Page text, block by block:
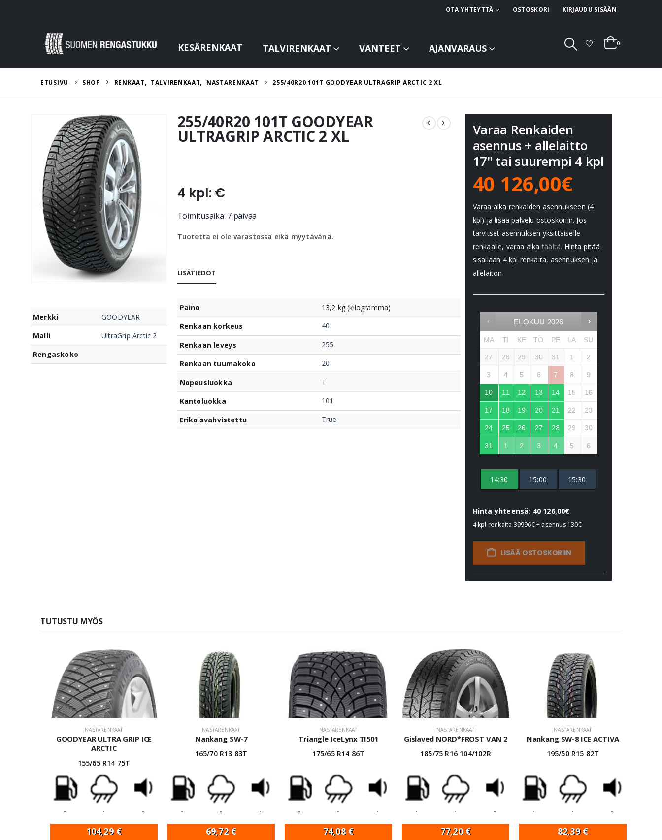
OTA YHTEYTTÄ OSTOSKORI KIRJAUDU SISÄÄN
KESÄRENKAAT TALVIRENKAAT VANTEET AJANVARAUS 0
ETUSIVU SHOP RENKAAT, TALVIRENKAAT, NASTARENKAAT 255/40R20 101T GOODYEAR ULTRAGRIP ARCTIC 2 XL
Merkki
GOODYEAR
Malli
UltraGrip Arctic 2
Rengaskoko
255/40R20 101T GOODYEAR
ULTRAGRIP ARCTIC 2 XL
4 kpl: €
Toimitusaika: 7 päivää
Tuotetta ei ole varastossa eikä myytävänä.
LISÄTIEDOT
Paino
13,2 kg (kilogramma)
Renkaan korkeus
40
Renkaan leveys 255
Renkaan tuumakoko 20
Nopeusluokka T
Kantoluokka 101
Erikoisvahvistettu True
Varaa Renkaiden
asennus + allelaitto
17" tai suurempi 4 kpl
40 126,00€
Varaa aika renkaiden asennukseen (4
kpl) ja lisää palvelu ostoskoriin. Jos
tarvitset asennuksen yksittäiselle
renkaalle, varaa aika täältä. Hinta pitää
sisällään 4 kpl renkaita, asennuksen ja
allelaiton.
ELOKUU 2026
MA TI KE TO PE LA SU
27 28 29 30 31 1 2
3 4 5 6 7 8 9
10 11 12 13 14 15 16
17 18 19 20 21 22 23
24 25 26 27 28 29 30
31 1 2 3 4 5 6
14:30 15:00 15:30
Hinta yhteensä: 40 126,00€
4 kpl renkaita 39996€+ asennus 130€
LISÄÄ OSTOSKORIIN
TUTUSTU MYÖS
NASTARENKAAT
GOODYEAR ULTRA GRIP ICE
ARCTIC
155/65 R14 75T
- - -
104,29 €
NASTARENKAAT
Nankang SW-7
165/70 R13 83T
- - -
69,72 €
NASTARENKAAT
Triangle IceLynx TI501
175/65 R14 86T
- - -
74,08 €
NASTARENKAAT
Gislaved NORD*FROST VAN 2
185/75 R16 104/102R
- - -
77,20 €
NASTARENKAAT
Nankang SW-8 ICE ACTIVA
195/50 R15 82T
- - -
82,39 €